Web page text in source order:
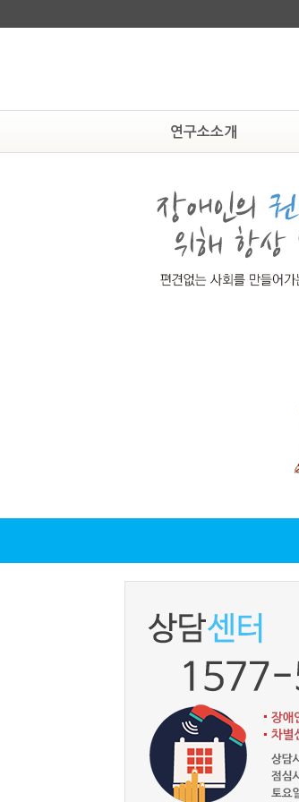
연구소소개
연혁
조직도
활동하는 사람들
찾아오시는 길